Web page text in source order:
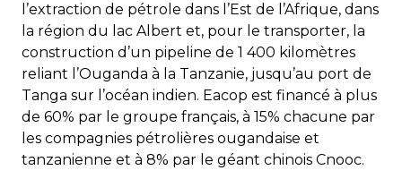
l’extraction de pétrole dans l’Est de l’Afrique, dans
la région du lac Albert et, pour le transporter, la
construction d’un pipeline de 1 400 kilomètres
reliant l’Ouganda à la Tanzanie, jusqu’au port de
Tanga sur l’océan indien. Eacop est financé à plus
de 60% par le groupe français, à 15% chacune par
les compagnies pétrolières ougandaise et
tanzanienne et à 8% par le géant chinois Cnooc.